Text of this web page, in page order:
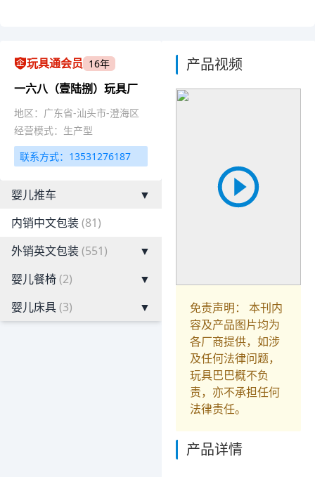
玩具通会员 16年
一六八（壹陆捌）玩具厂
地区：广东省-汕头市-澄海区
经营模式：生产型
联系方式：13531276187
婴儿推车
▼
内销中文包装(81)
外销英文包装(551)
▼
婴儿餐椅(2)
▼
婴儿床具(3) ▼
产品视频
免责声明： 本刊内
容及产品图片均为
各厂商提供，如涉
及任何法律问题，
玩具巴巴概不负
责，亦不承担任何
法律责任。
产品详情